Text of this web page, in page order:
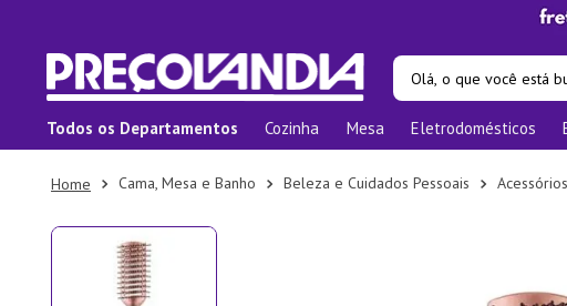
Olá, o que você está
Todos os Departamentos Cozinha Mesa Eletrodomésticos
Cama, Mesa e Banho Beleza e Cuidados Pessoais
Termos mais
1
Panelas
Bambu